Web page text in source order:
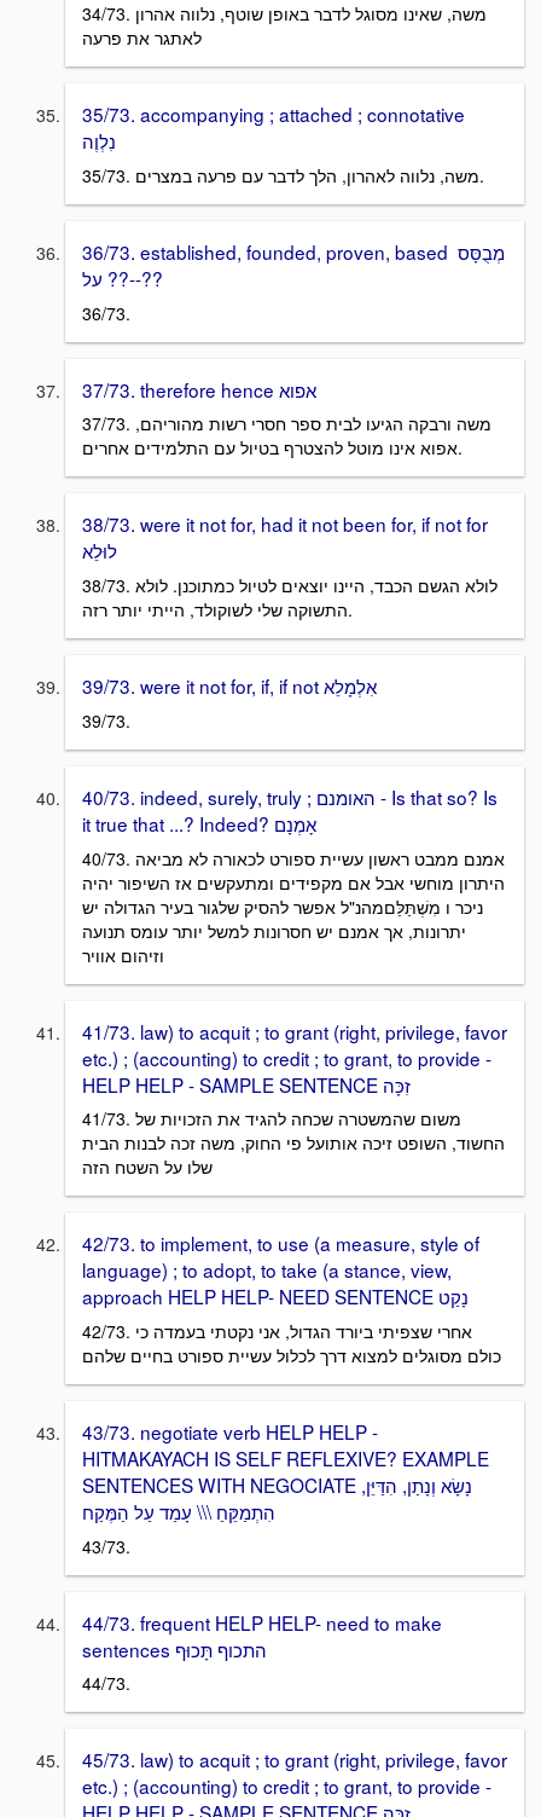
34/73. משה, שאינו מסוגל לדבר באופן שוטף, נלווה אהרון
לאתגר את פרעה
35/73. accompanying ; attached ; connotative
35/73. משה, נלווה לאהרון, הלך לדבר עם פרעה במצרים.
36/73. established, founded, proven, based מְבֻסָּס
--?? על??
36/73.
37/73. therefore hence אפוא
37/73. משה ורבקה הגיעו לבית ספר חסרי רשות מהוריהם,
אפוא אינו מוטל להצטרף בטיול עם התלמידים אחרים.
38/73. were it not for, had it not been for, if not for
לוּלֵא
38/73. לולא הגשם הכבד, היינו יוצאים לטיול כמתוכנן. לולא
התשוקה שלי לשוקולד, הייתי יותר רזה.
39/73.
40/73. indeed, surely, truly ; האומנם - Is that so? Is
40/73. אמנם ממבט ראשון עשיית ספורט לכאורה לא מביאה
היתרון מוחשי אבל אם מקפידים ומתעקשים אז השיפור יהיה
ניכר ו מִשְׁתַּלֵּםמהנ"ל אפשר להסיק שלגור בעיר הגדולה יש
יתרונות, אך אמנם יש חסרונות למשל יותר עומס תנועה
וזיהום אוויר
41/73. law) to acquit ; to grant (right, privilege, favor
etc.) ; (accounting) to credit ; to grant, to provide -
41/73. משום שהמשטרה שכחה להגיד את הזכויות של
החשוד, השופט זיכה אותועל פי החוק, משה זכה לבנות הבית
שלו על השטח הזה
42/73. to implement, to use (a measure, style of
language) ; to adopt, to take (a stance, view,
42/73. אחרי שצפיתי ביורד הגדול, אני נקטתי בעמדה כי
כולם מסוגלים למצוא דרך לכלול עשיית ספורט בחיים שלהם
43/73. negotiate verb HELP HELP -
HITMAKAYACH IS SELF REFLEXIVE? EXAMPLE
SENTENCES WITH NEGOCIATE נָשָׂא וְנָתַן, הִדַּיֵּן,
הִתְמַקֵּחַ \\\ עָמַד עַל הַמֶּקַח
43/73.
44/73. frequent HELP HELP- need to make
sentences התכוף תָּכוּף
44/73.
45/73. law) to acquit ; to grant (right, privilege, favor
etc.) ; (accounting) to credit ; to grant, to provide -